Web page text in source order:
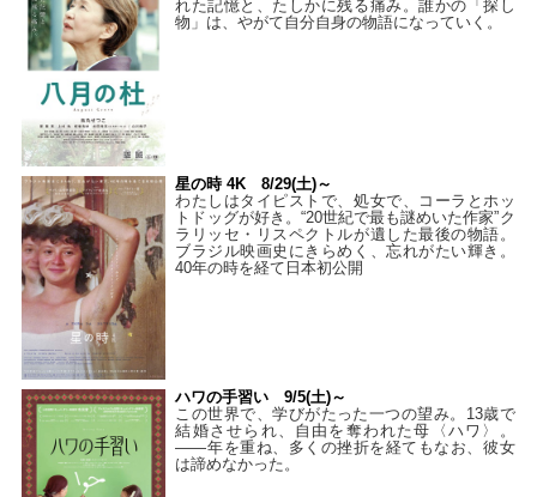
れた記憶と、たしかに残る痛み。誰かの「探し
物」は、やがて自分自身の物語になっていく。
星の時 4K 8/29(土)～
わたしはタイピストで、処⼥で、コーラとホッ
トドッグが好き。“20世紀で最も謎めいた作家”ク
ラリッセ・リスペクトルが遺した最後の物語。
ブラジル映画史にきらめく、忘れがたい輝き。
40年の時を経て⽇本初公開
ハワの手習い 9/5(土)～
この世界で、学びがたった一つの望み。13歳で
結婚させられ、自由を奪われた母〈ハワ〉。
——年を重ね、多くの挫折を経てもなお、彼女
は諦めなかった。